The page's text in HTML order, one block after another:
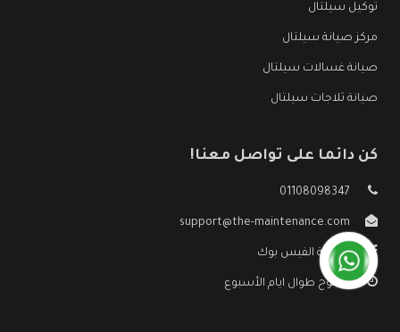
توكيل سيلتال
مركز صيانة سيلتال
صيانة غسالات سيلتال
صيانة ثلاجات سيلتال
كن دائما على تواصل معنا!
01108098347
support@the-maintenance.com
صفحة الفيس بوك
مفتوح طوال ايام الأسبوع